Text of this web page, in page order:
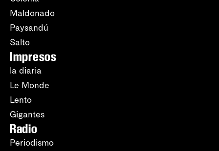
Maldonado
Paysandú
Salto
Impresos
la diaria
Le Monde
Lento
Gigantes
Radio
Periodismo